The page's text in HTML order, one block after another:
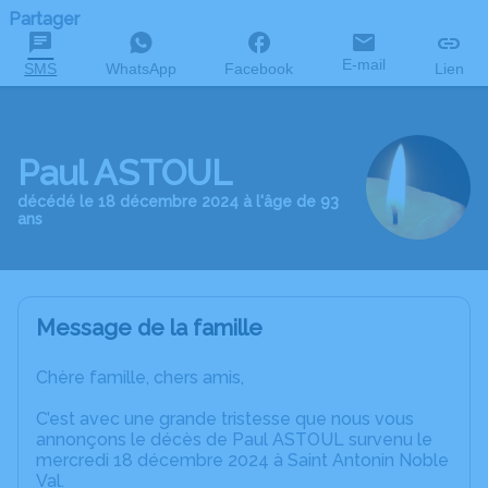
Partager
SMS WhatsApp Facebook E-mail Lien
Paul ASTOUL
décédé le 18 décembre 2024 à l'âge de 93
ans
Message de la famille
Chère famille, chers amis,
C’est avec une grande tristesse que nous vous
annonçons le décès de Paul ASTOUL survenu le
mercredi 18 décembre 2024 à Saint Antonin Noble
Val.